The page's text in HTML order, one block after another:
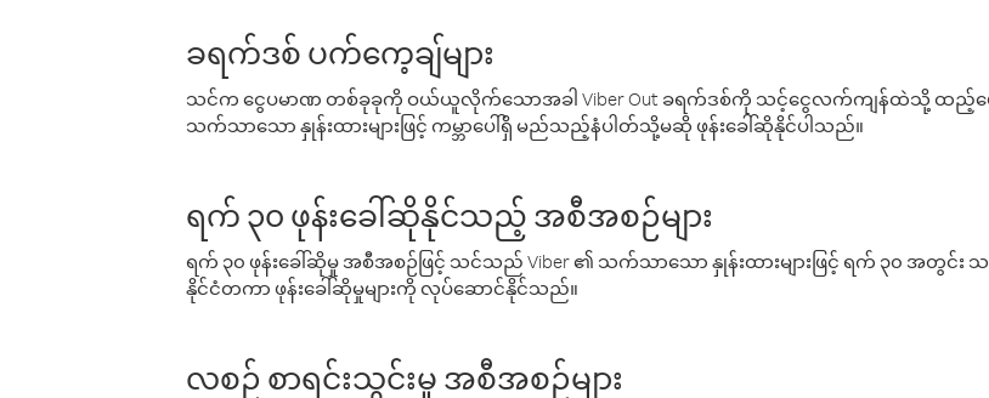
ခရက်ဒစ် ပက်ကေ့ချ်များ
သင်က ငွေပမာဏ တစ်ခုခုကို ဝယ်ယူလိုက်သောအခါ Viber Out ခရက်ဒစ်ကို သင့်ငွေလက်ကျန်ထဲသို့ ထည့်ပ
သက်သာသော နှုန်းထားများဖြင့် ကမ္ဘာပေါ်ရှိ မည်သည့်နံပါတ်သို့မဆို ဖုန်းခေါ်ဆိုနိုင်ပါသည်။
ရက် ၃၀ ဖုန်းခေါ်ဆိုနိုင်သည့် အစီအစဉ်များ
ရက် ၃၀ ဖုန်းခေါ်ဆိုမှု အစီအစဉ်ဖြင့် သင်သည် Viber ၏ သက်သာသော နှုန်းထားများဖြင့် ရက် ၃၀ အတွင်
နိုင်ငံတကာ ဖုန်းခေါ်ဆိုမှုများကို လုပ်ဆောင်နိုင်သည်။
လစဉ် စာရင်းသွင်းမှု အစီအစဉ်များ